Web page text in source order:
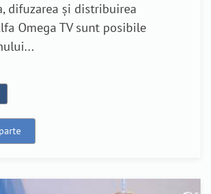
difuzarea și distribuirea
Omega TV sunt posibile